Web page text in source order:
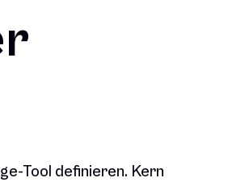
Tool definieren. Kern